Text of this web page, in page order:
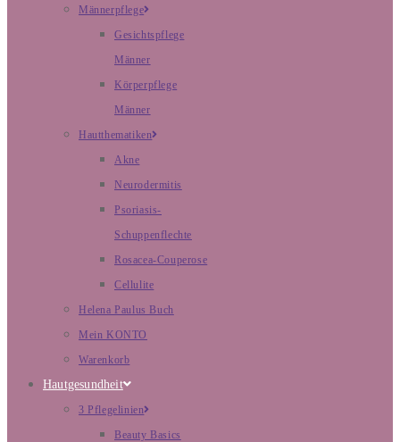
Männerpflege
Gesichtspflege
Männer
Körperpflege
Männer
Hautthematiken
Akne
Neurodermitis
Psoriasis-
Schuppenflechte
Rosacea-Couperose
Cellulite
Helena Paulus Buch
Mein KONTO
Warenkorb
Hautgesundheit
3 Pflegelinien
Beauty Basics